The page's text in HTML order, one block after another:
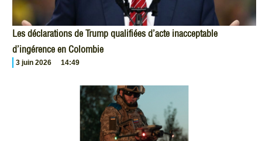
Les déclarations de Trump qualifiées d’acte inacceptable
d’ingérence en Colombie
3 juin 2026 14:49